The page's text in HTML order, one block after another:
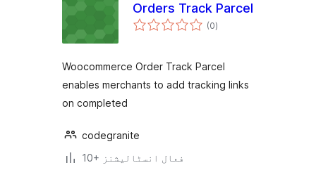
Orders Track Parcel
(0مجموعی
درجہ
)
Woocommerce Order Track Parcel
enables merchants to add tracking links
on completed
codegranite
10+ فعال انسٹالیشنز